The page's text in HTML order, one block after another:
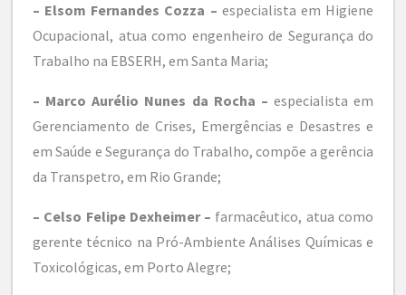
– Elsom Fernandes Cozza – especialista em Higiene
Ocupacional, atua como engenheiro de Segurança do
Trabalho na EBSERH, em Santa Maria;
– Marco Aurélio Nunes da Rocha – especialista em
Gerenciamento de Crises, Emergências e Desastres e
em Saúde e Segurança do Trabalho, compõe a gerência
da Transpetro, em Rio Grande;
– Celso Felipe Dexheimer – farmacêutico, atua como
gerente técnico na Pró-Ambiente Análises Químicas e
Toxicológicas, em Porto Alegre;